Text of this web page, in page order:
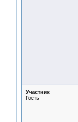
Участник
Гость